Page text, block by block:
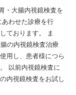
・大腸内視鏡検査を
わせた診療を行
ております。 ま
の内視鏡検査治療
用し、患者様につら
以前内視鏡検査に
内視鏡検査をお試し